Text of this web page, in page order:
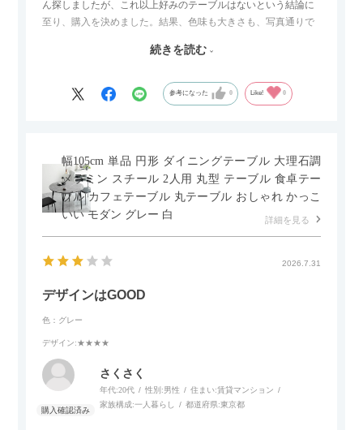
ん探しましたが、これ以上好みのテーブルはないという結論に
至り、購入を決めました。結果、色味も大きさも、写真通りで
セラミック天板が思った以上に滑りが良く、汚れも拭きやすい
はいけないかもしれません。天板が冷たいので冬にどうなるの
かなというのも気になります。
続きを読む
参考になった 0 Like! 0
幅105cm 単品 円形 ダイニングテーブル 大理石調
メラミン スチール 2人用 丸型 テーブル 食卓テー
ブル カフェテーブル 丸テーブル おしゃれ かっこ
いい モダン グレー 白
詳細を見る
2026.7.31
デザインはGOOD
色：グレー
デザイン:★★★★
さくさく
年代:20代 性別:男性 住まい:賃貸マンション
家族構成:一人暮らし 都道府県:東京都